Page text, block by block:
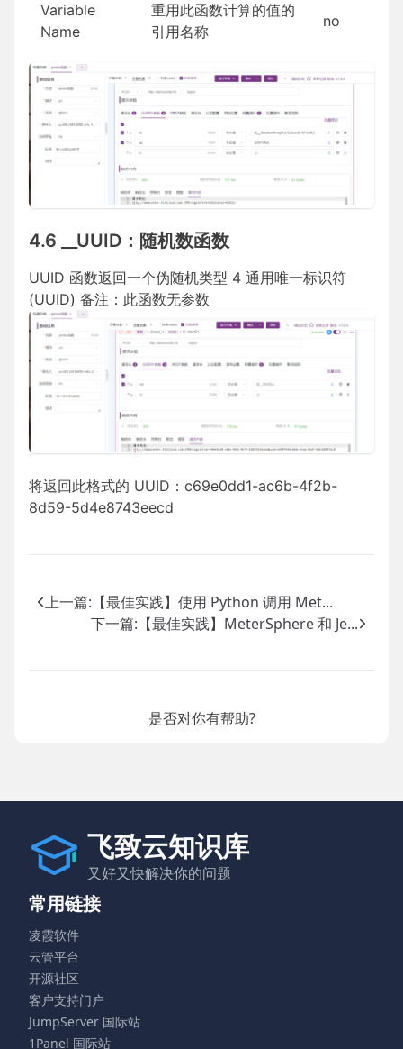
Variable
Name
重用此函数计算的值的
引用名称
no
4.6 __UUID：随机数函数
UUID 函数返回一个伪随机类型 4 通用唯一标识符
(UUID) 备注：此函数无参数
将返回此格式的 UUID：c69e0dd1-ac6b-4f2b-
8d59-5d4e8743eecd
上一篇: 【最佳实践】使用 Python 调用 Met...
下一篇: 【最佳实践】MeterSphere 和 Je...
是否对你有帮助?
飞致云知识库
又好又快解决你的问题
常用链接
凌霞软件
云管平台
开源社区
客户支持门户
JumpServer 国际站
1Panel 国际站